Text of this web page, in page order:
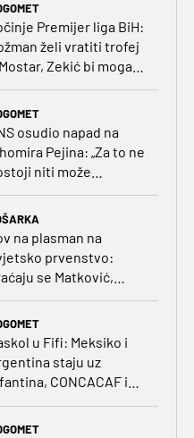
Premijer liga BiH:
želi vratiti trofej
Zekić bi mogao
iznenađenje
osudio napad na
Pejina: „Za to ne
niti može
opravdanje”
na plasman na
prvenstvo:
se Matković,
u Fifi: Meksiko i
staju uz
CONCACAF i